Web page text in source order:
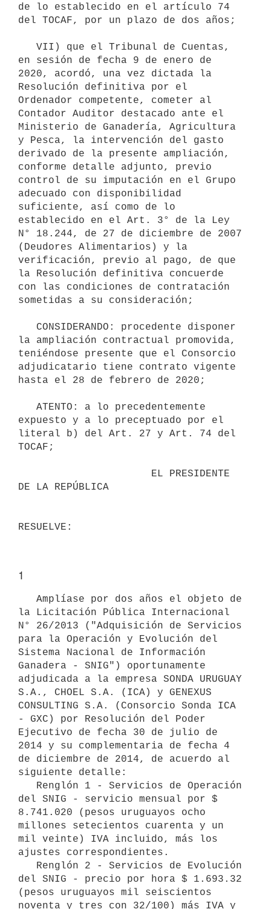
de lo establecido en el artículo 74
del TOCAF, por un plazo de dos años;
en sesión de fecha 9 de enero de
2020, acordó, una vez dictada la
Resolución definitiva por el
Ordenador competente, cometer al
Contador Auditor destacado ante el
Ministerio de Ganadería, Agricultura
y Pesca, la intervención del gasto
derivado de la presente ampliación,
conforme detalle adjunto, previo
control de su imputación en el Grupo
adecuado con disponibilidad
suficiente, así como de lo
establecido en el Art. 3° de la Ley
N° 18.244, de 27 de diciembre de 2007
(Deudores Alimentarios) y la
verificación, previo al pago, de que
la Resolución definitiva concuerde
con las condiciones de contratación
sometidas a su consideración;
la ampliación contractual promovida,
teniéndose presente que el Consorcio
adjudicatario tiene contrato vigente
hasta el 28 de febrero de 2020;
expuesto y a lo preceptuado por el
literal b) del Art. 27 y Art. 74 del
TOCAF;
DE LA REPÚBLICA
1
la Licitación Pública Internacional
N° 26/2013 ("Adquisición de Servicios
para la Operación y Evolución del
Sistema Nacional de Información
Ganadera - SNIG") oportunamente
adjudicada a la empresa SONDA URUGUAY
S.A., CHOEL S.A. (ICA) y GENEXUS
CONSULTING S.A. (Consorcio Sonda ICA
- GXC) por Resolución del Poder
Ejecutivo de fecha 30 de julio de
2014 y su complementaria de fecha 4
de diciembre de 2014, de acuerdo al
siguiente detalle:
del SNIG - servicio mensual por $
8.741.020 (pesos uruguayos ocho
millones setecientos cuarenta y un
mil veinte) IVA incluido, más los
ajustes correspondientes.
del SNIG - precio por hora $ 1.693.32
(pesos uruguayos mil seiscientos
noventa y tres con 32/100) más IVA y